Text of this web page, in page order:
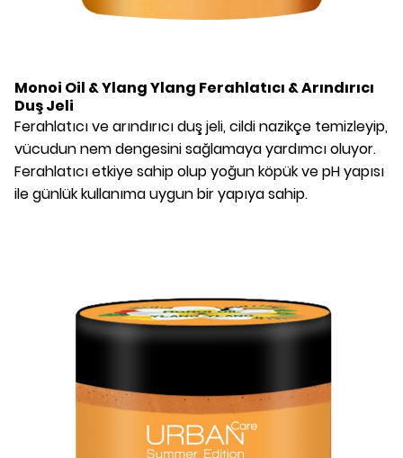
Monoi Oil & Ylang Ylang Ferahlatıcı & Arındırıcı
Duş Jeli
Ferahlatıcı ve arındırıcı duş jeli, cildi nazikçe temizleyip,
vücudun nem dengesini sağlamaya yardımcı oluyor.
Ferahlatıcı etkiye sahip olup yoğun köpük ve pH yapısı
ile günlük kullanıma uygun bir yapıya sahip.